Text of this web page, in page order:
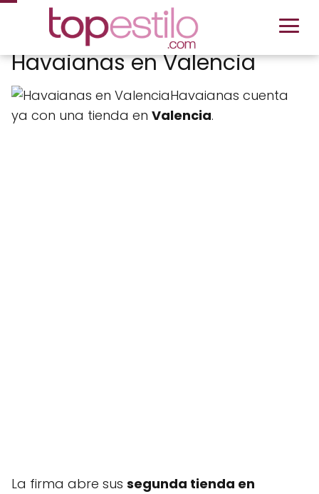
Havaianas en Valencia
Havaianas cuenta
ya con una tienda en Valencia.
La firma abre sus segunda tienda en